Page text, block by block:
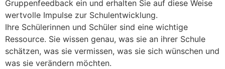
Gruppenfeedback ein und erhalten Sie auf diese Weise
wertvolle Impulse zur Schulentwicklung.
Ihre Schülerinnen und Schüler sind eine wichtige
Ressource. Sie wissen genau, was sie an ihrer Schule
schätzen, was sie vermissen, was sie sich wünschen und
was sie verändern möchten.